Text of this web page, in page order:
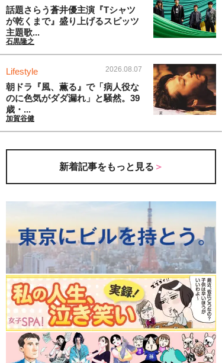
話題さらう蒼井優主演『Tシャツ
が乾くまで』盛り上げるスピッツ
主題歌...
石黒隆之
Lifestyle 2026.08.07
朝ドラ『風、薫る』で「病人役な
のに色気がダダ漏れ」と騒然。39
歳・...
加賀谷健
新着記事をもっと見る